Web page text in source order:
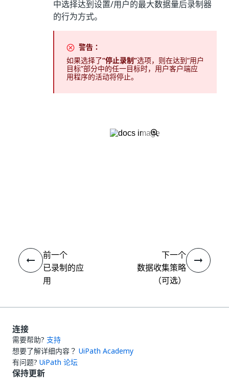
中选择达到设置/用户的最大数据量后录制器
的行为方式。
警告：
如果选择了“停止录制”选项，则在达到“用户
目标”部分中的任一目标时，用户客户端应
用程序的活动将停止。
前一个
已录制的应
用
下一个
数据收集策略
（可选）
连接
需要帮助? 支持
想要了解详细内容？ UiPath Academy
有问题? UiPath 论坛
保持更新